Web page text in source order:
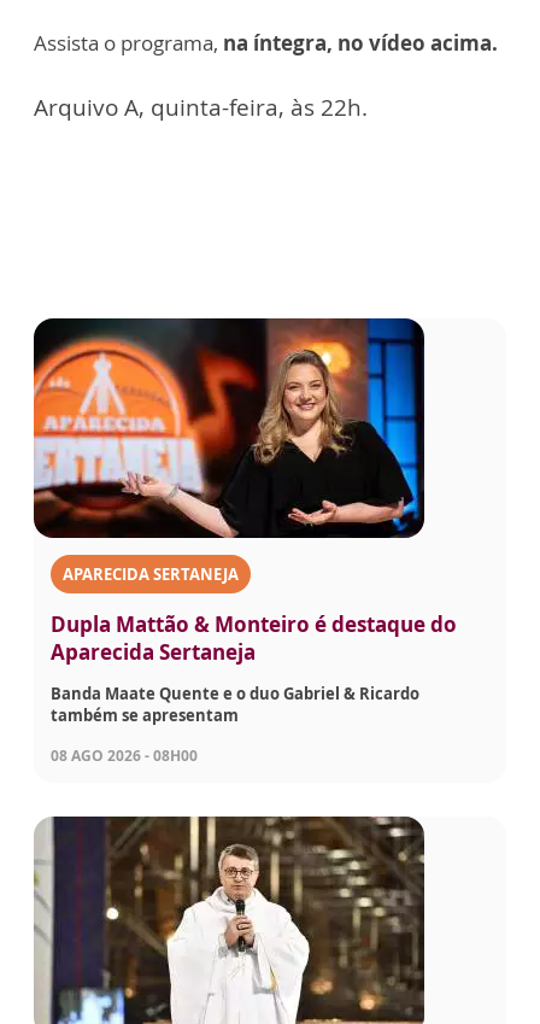
Assista o programa, na íntegra, no vídeo acima.
Arquivo A, quinta-feira, às 22h.
APARECIDA SERTANEJA
Dupla Mattão & Monteiro é destaque do
Aparecida Sertaneja
Banda Maate Quente e o duo Gabriel & Ricardo
também se apresentam
08 AGO 2026 - 08H00